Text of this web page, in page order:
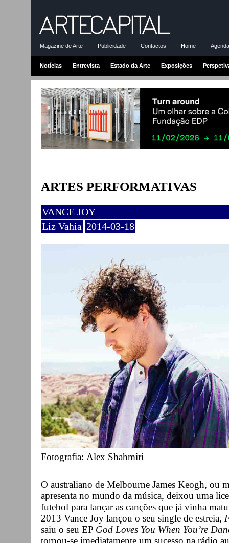
Magazine de Arte Publicidade Contactos Home
Notícias Entrevista Estado da Arte Exposições
ARTES PERFORMATIVAS
VANCE JOY
Liz Vahia 2014-03-18
Fotografia: Alex Shahmiri
O australiano de Melbourne James Keogh, ou
apresenta no mundo da música, deixou uma
futebol para lançar as canções que já vinha
2013 Vance Joy lançou o seu single de estreia,
saiu o seu EP God Loves You When You’re
tornou-se imediatamente um sucesso na rádio